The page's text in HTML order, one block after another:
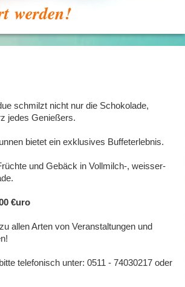
werden!
schmilzt nicht nur die Schokolade,
jedes Genießers.
bietet ein exklusives Buffeterlebnis.
und Gebäck in Vollmilch-, weisser-
€uro
allen Arten von Veranstaltungen und
telefonisch unter: 0511 - 74030217 oder